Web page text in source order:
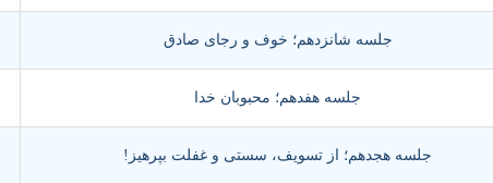
جلسه شانزدهم؛ خوف و رجای صادق
جلسه هفدهم؛ محبوبان خدا
جلسه هجدهم؛ از تسویف، سستی و غفلت بپرهیز!